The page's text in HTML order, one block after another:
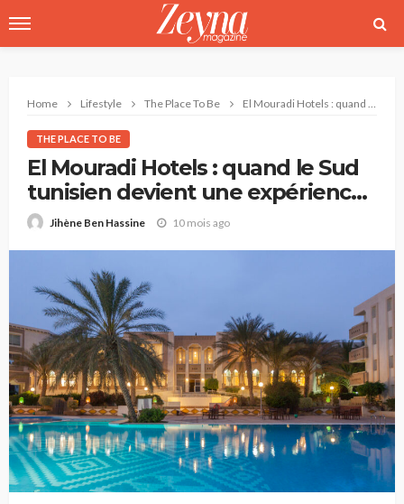
Home Lifestyle The Place To Be El Mouradi Hotels : quand le Sud tunisien devient une expérience à vivre
THE PLACE TO BE
El Mouradi Hotels : quand le Sud
tunisien devient une expérience
à vivre
Jihène Ben Hassine 10 mois ago